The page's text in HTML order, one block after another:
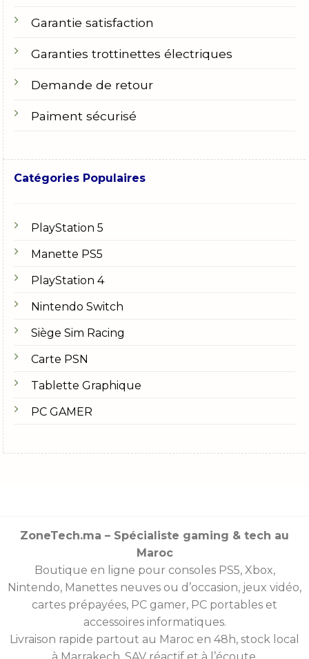
Garantie satisfaction
Garanties trottinettes électriques
Demande de retour
Paiment sécurisé
Catégories Populaires
PlayStation 5
Manette PS5
PlayStation 4
Nintendo Switch
Siège Sim Racing
Carte PSN
Tablette Graphique
PC GAMER
ZoneTech.ma – Spécialiste gaming & tech au
Maroc
Boutique en ligne pour consoles PS5, Xbox,
Nintendo, Manettes neuves ou d’occasion, jeux vidéo,
cartes prépayées, PC gamer, PC portables et
accessoires informatiques.
Livraison rapide partout au Maroc en 48h, stock local